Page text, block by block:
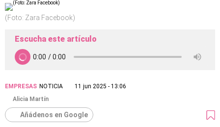
(Foto: Zara Facebook)
Escucha este artículo
EMPRESAS NOTICIA
11 jun 2025 - 13:06
Alicia Martín
Añádenos en Google